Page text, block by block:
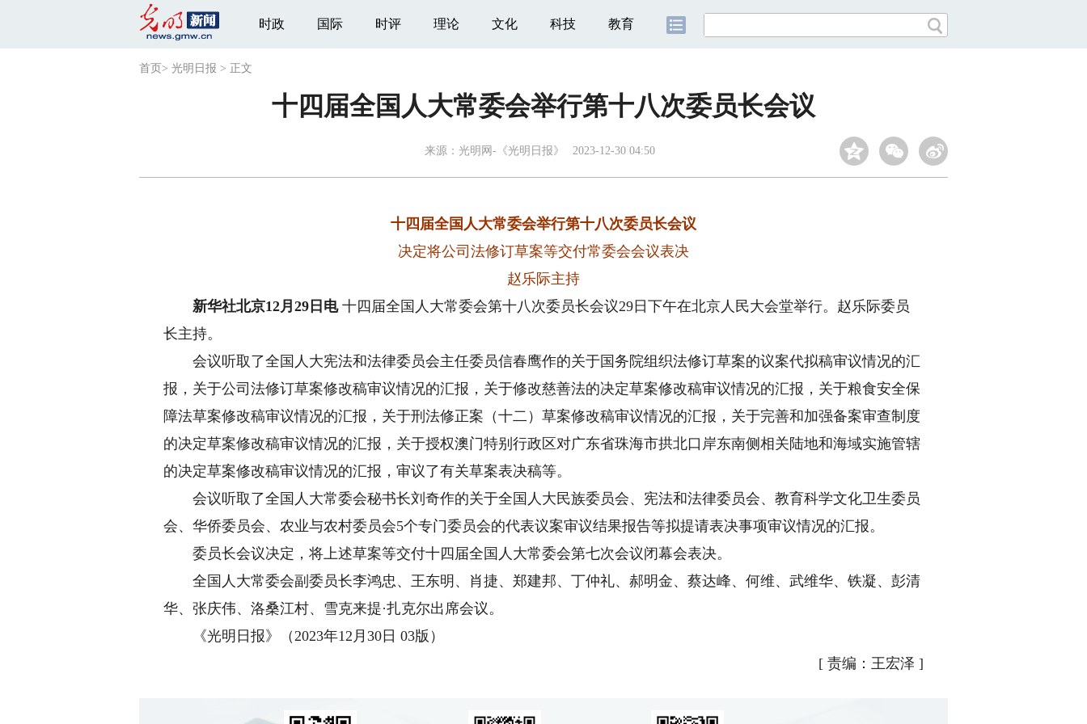
时政 国际 时评 理论 文化 科技 教育
首页 > 光明日报 > 正文
十四届全国人大常委会举行第十八次委员长会议
来源： 光明网-《光明日报》 2023-12-30 04:50
十四届全国人大常委会举行第十八次委员长会议
决定将公司法修订草案等交付常委会会议表决
赵乐际主持
新华社北京12月29日电十四届全国人大常委会第十八次委员长会议29日下午在北京人民大会堂举行。赵乐际委员
长主持。
会议听取了全国人大宪法和法律委员会主任委员信春鹰作的关于国务院组织法修订草案的议案代拟稿审议情况的汇
报，关于公司法修订草案修改稿审议情况的汇报，关于修改慈善法的决定草案修改稿审议情况的汇报，关于粮食安全保
障法草案修改稿审议情况的汇报，关于刑法修正案（十二）草案修改稿审议情况的汇报，关于完善和加强备案审查制度
的决定草案修改稿审议情况的汇报，关于授权澳门特别行政区对广东省珠海市拱北口岸东南侧相关陆地和海域实施管辖
的决定草案修改稿审议情况的汇报，审议了有关草案表决稿等。
会议听取了全国人大常委会秘书长刘奇作的关于全国人大民族委员会、宪法和法律委员会、教育科学文化卫生委员
会、华侨委员会、农业与农村委员会5个专门委员会的代表议案审议结果报告等拟提请表决事项审议情况的汇报。
委员长会议决定，将上述草案等交付十四届全国人大常委会第七次会议闭幕会表决。
全国人大常委会副委员长李鸿忠、王东明、肖捷、郑建邦、丁仲礼、郝明金、蔡达峰、何维、武维华、铁凝、彭清
华、张庆伟、洛桑江村、雪克来提·扎克尔出席会议。
《光明日报》（2023年12月30日 03版）
[ 责编：王宏泽 ]